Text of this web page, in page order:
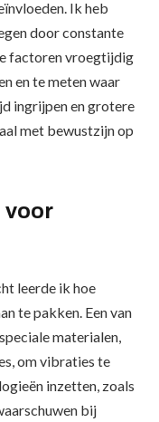
Ik heb
door constante
factoren vroegtijdig
en te meten waar
ingrijpen en grotere
met bewustzijn op
voor
leerde ik hoe
te pakken. Een van
materialen,
om vibraties te
inzetten, zoals
bij